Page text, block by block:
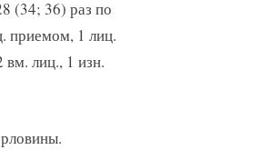
(34; 36) раз по
приемом, 1 лиц.
вм. лиц., 1 изн.